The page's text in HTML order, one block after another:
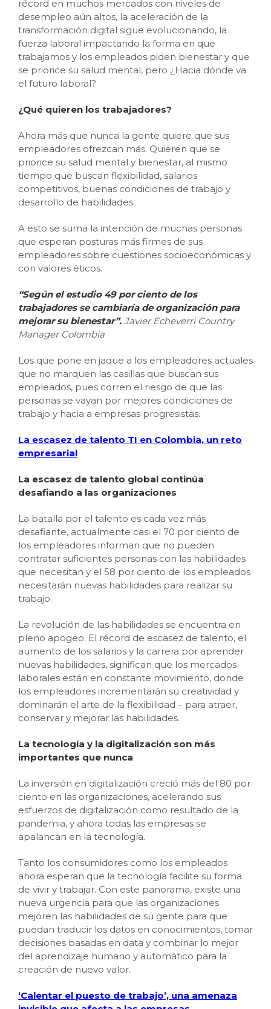
récord en muchos mercados con niveles de
desempleo aún altos, la aceleración de la
transformación digital sigue evolucionando, la
fuerza laboral impactando la forma en que
trabajamos y los empleados piden bienestar y que
se priorice su salud mental, pero ¿Hacia dónde va
el futuro laboral?
¿Qué quieren los trabajadores?
Ahora más que nunca la gente quiere que sus
empleadores ofrezcan más. Quieren que se
priorice su salud mental y bienestar, al mismo
tiempo que buscan flexibilidad, salarios
competitivos, buenas condiciones de trabajo y
desarrollo de habilidades.
A esto se suma la intención de muchas personas
que esperan posturas más firmes de sus
empleadores sobre cuestiones socioeconómicas y
con valores éticos.
“Según el estudio 49 por ciento de los
trabajadores se cambiaría de organización para
mejorar su bienestar”.​ Javier Echeverri Country
Manager Colombia
Los que pone en jaque a los empleadores actuales
que no marquen las casillas que buscan sus
empleados, pues corren el riesgo de que las
personas se vayan por mejores condiciones de
trabajo y hacia a empresas progresistas.
La escasez de talento TI en Colombia, un reto
empresarial
La escasez de talento global continúa
desafiando a las organizaciones
La batalla por el talento es cada vez más
desafiante, actualmente casi el 70 por ciento de
los empleadores informan que no pueden
contratar suficientes personas con las habilidades
que necesitan y el 58 por ciento de los empleados
necesitarán nuevas habilidades para realizar su
trabajo.
La revolución de las habilidades se encuentra en
pleno apogeo. El récord de escasez de talento, el
aumento de los salarios y la carrera por aprender
nuevas habilidades, significan que los mercados
laborales están en constante movimiento, donde
los empleadores incrementarán su creatividad y
dominarán el arte de la flexibilidad – para atraer,
conservar y mejorar las habilidades.
La tecnología y la digitalización son más
importantes que nunca
La inversión en digitalización creció más del 80 por
ciento en las organizaciones, acelerando sus
esfuerzos de digitalización como resultado de la
pandemia, y ahora todas las empresas se
apalancan en la tecnología.
Tanto los consumidores como los empleados
ahora esperan que la tecnología facilite su forma
de vivir y trabajar. Con este panorama, existe una
nueva urgencia para que las organizaciones
mejoren las habilidades de su gente para que
puedan traducir los datos en conocimientos, tomar
decisiones basadas en data y combinar lo mejor
del aprendizaje humano y automático para la
creación de nuevo valor.
‘Calentar el puesto de trabajo’, una amenaza